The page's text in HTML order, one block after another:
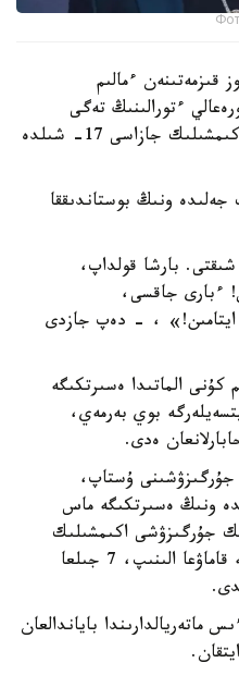
قىزمەتىنەن ءمالىم
ءتورالىنىڭ تەگى
بويىنشا - اۆت. ) قاماۋدا ۇستاۋ اكىمشىلىك جازاسى 17- شىلدە
جەلىدە ونىڭ بوستاندىققا
شىقتى. بارشا قولداپ،
ءبارى جاقسى،
ايتامىن!» ، - دەپ جازدى
14- ماۋسىم كۇنى الماتىدا ەسىرتكىگە
بوي بەرمەي،
ەدى.
جۇرگىزۋشىنى ۇستاپ،
ونىڭ ەسىرتكىگە ماس
جۇرگىزۋشى اكىمشىلىك
جاۋاپقا تارتىلدى. ول 20 تاۋلىككە قاماۋعا الىنىپ، 7 جىلعا
باياندالعان